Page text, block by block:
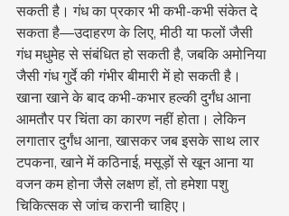
सकती है। गंध का प्रकार भी कभी-कभी संकेत दे
सकता है—उदाहरण के लिए, मीठी या फलों जैसी
गंध मधुमेह से संबंधित हो सकती है, जबकि अमोनिया
जैसी गंध गुर्दे की गंभीर बीमारी में हो सकती है।
खाना खाने के बाद कभी-कभार हल्की दुर्गंध आना
आमतौर पर चिंता का कारण नहीं होता। लेकिन
लगातार दुर्गंध आना, खासकर जब इसके साथ लार
टपकना, खाने में कठिनाई, मसूड़ों से खून आना या
वजन कम होना जैसे लक्षण हों, तो हमेशा पशु
चिकित्सक से जांच करानी चाहिए।